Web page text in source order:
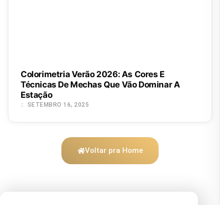
Colorimetria Verão 2026: As Cores E
Técnicas De Mechas Que Vão Dominar A
Estação
SETEMBRO 16, 2025
Voltar pra Home